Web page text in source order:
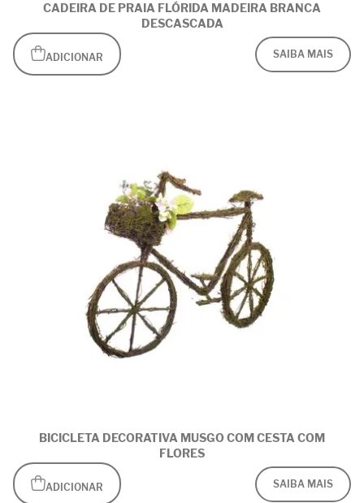
CADEIRA DE PRAIA FLÓRIDA MADEIRA BRANCA
DESCASCADA
ADICIONAR SAIBA MAIS
BICICLETA DECORATIVA MUSGO COM CESTA COM
FLORES
ADICIONAR SAIBA MAIS